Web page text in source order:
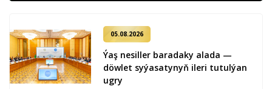
05.08.2026
Ýaş ne­sil­ler ba­ra­da­ky ala­da —
döw­let sy­ýa­sa­ty­nyň ile­ri tu­tul­ýan
ug­ry